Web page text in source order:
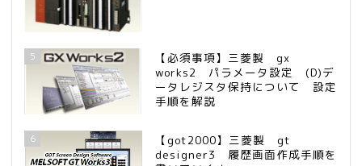
5
【必須事項】三菱製 gx
works2 パラメータ設定 (D)デ
ータレジスタ保持について 設定
手順を解説
6
【got2000】三菱製 gt
designer3 履歴画面作成手順を